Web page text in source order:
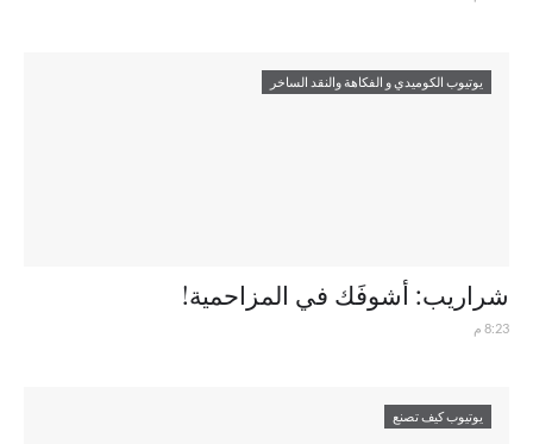
يوتيوب الكوميدي و الفكاهة والنقد الساخر
شراريب: أشوفَك في المزاحمية!
8:23 م
يوتيوب كيف تصنع